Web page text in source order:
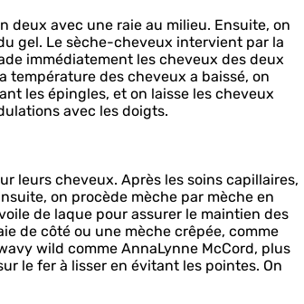
deux avec une raie au milieu. Ensuite, on
gel. Le sèche-cheveux intervient par la
immédiatement les cheveux des deux
température des cheveux a baissé, on
les épingles, et on laisse les cheveux
avec les doigts.
leurs cheveux. Après les soins capillaires,
on procède mèche par mèche en
de laque pour assurer le maintien des
de côté ou une mèche crêpée, comme
wild comme AnnaLynne McCord, plus
le fer à lisser en évitant les pointes. On